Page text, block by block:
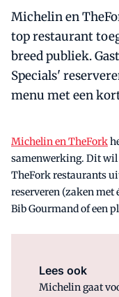
Michelin en
top restaurant
breed publiek.
Specials'
menu met een
Michelin en TheFork
samenwerking. Dit wil
TheFork restaurants
reserveren (zaken met
Bib Gourmand of een
Lees ook
Michelin gaat